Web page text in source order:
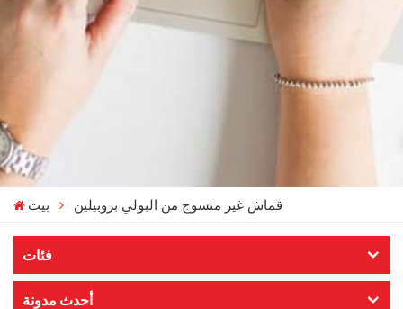
بيت قماش غير منسوج من البولي بروبيلين
فئات
أحدث مدونة